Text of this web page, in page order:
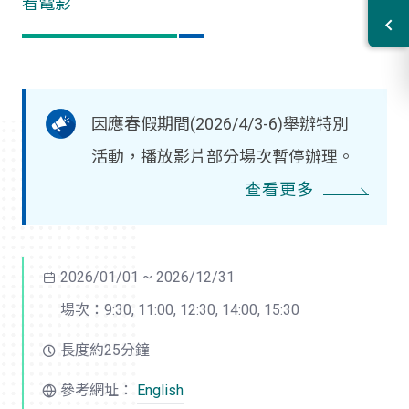
因應春假期間(2026/4/3-6)舉辦特別
活動，播放影片部分場次暫停辦理。
查看更多
2026/01/01 ~ 2026/12/31
場次：9:30, 11:00, 12:30, 14:00, 15:30
長度約25分鐘
參考網址： English